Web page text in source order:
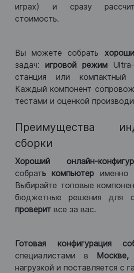
играх) и сразу
стоимость.
Вы можете собрать
задач: игровой режим
станция или компактный
Каждый компонент
тестами и оценкой
Преимущества
сборки
Хороший онлайн-
собрать компьютер
Выбирайте топовые
бюджетные решения для
проверит все за вас.
Готовая конфигурация
специалистами в Москве,
нагрузкой и поставляется с